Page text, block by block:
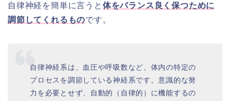
自律神経を簡単に言うと 体をバランス良く保つために
調節してくれるものです。
自律神経系は、血圧や呼吸数など、体内の特定の
プロセスを調節している神経系です。意識的な努
力を必要とせず、自動的（自律的）に機能するの